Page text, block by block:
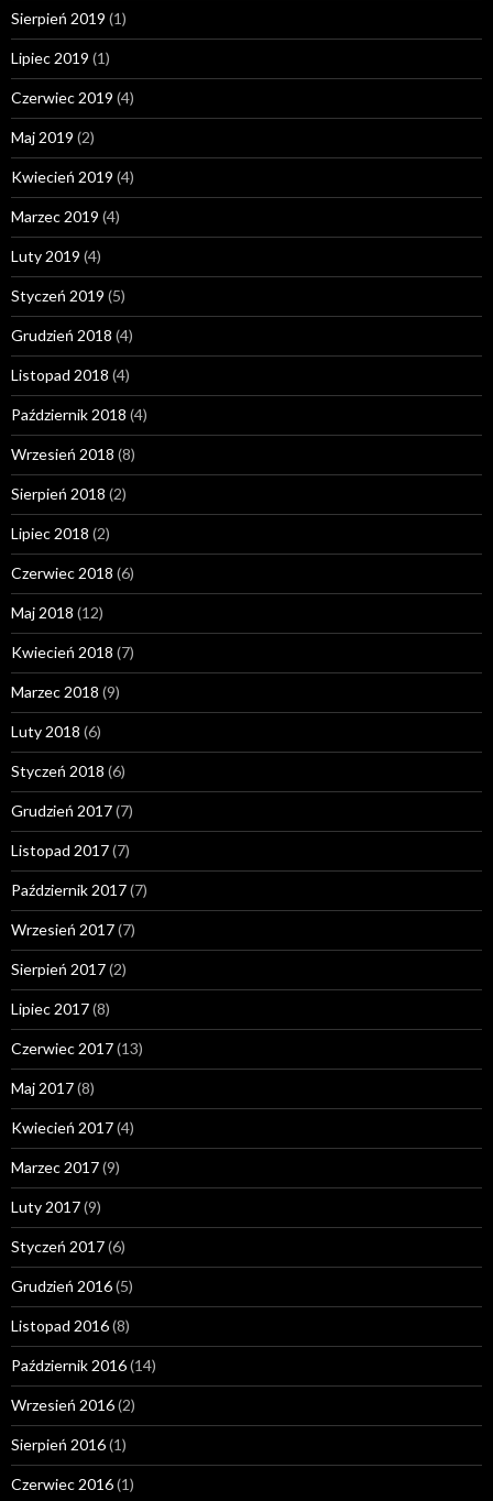
Sierpień 2019 (1)
Lipiec 2019 (1)
Czerwiec 2019 (4)
Maj 2019 (2)
Kwiecień 2019 (4)
Marzec 2019 (4)
Luty 2019 (4)
Styczeń 2019 (5)
Grudzień 2018 (4)
Listopad 2018 (4)
Październik 2018 (4)
Wrzesień 2018 (8)
Sierpień 2018 (2)
Lipiec 2018 (2)
Czerwiec 2018 (6)
Maj 2018 (12)
Kwiecień 2018 (7)
Marzec 2018 (9)
Luty 2018 (6)
Styczeń 2018 (6)
Grudzień 2017(7)
Listopad 2017(7)
Październik 2017(7)
Wrzesień 2017(7)
Sierpień 2017(2)
Lipiec 2017(8)
Czerwiec 2017(13)
Maj 2017(8)
Kwiecień 2017(4)
Marzec 2017(9)
Luty 2017(9)
Styczeń 2017(6)
Grudzień 2016(5)
Listopad 2016(8)
Październik 2016(14)
Wrzesień 2016(2)
Sierpień 2016(1)
Czerwiec 2016(1)